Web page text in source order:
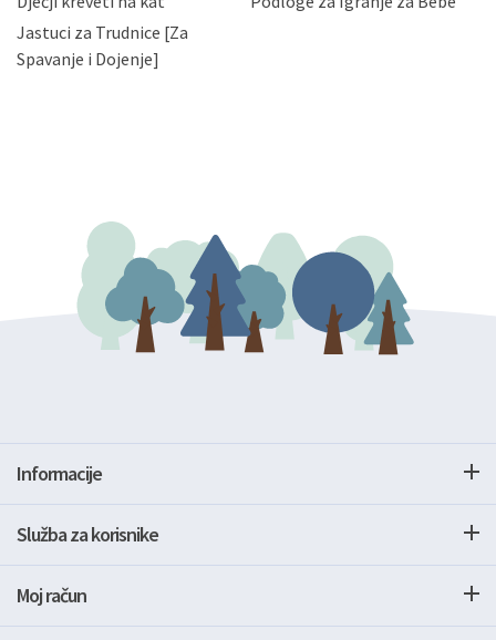
zatražiti prestanak aktivnosti obrade Vaših osobnih
podataka. Opoziv privole možete podnijeti poštom na
gore navedenu adresu ili e-mailom na adresu:
Jastuci za Trudnice [Za
Spavanje i Dojenje]
Informacije
Služba za korisnike
Moj račun